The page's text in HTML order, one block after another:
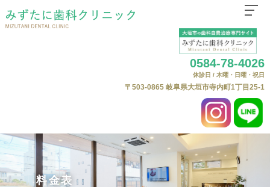
0584-78-4026
休診日 / 木曜・日曜・祝日
〒503-0865 岐阜県大垣市寺内町1丁目25-1
よくある質問
自費料金表
ニュース
料金表